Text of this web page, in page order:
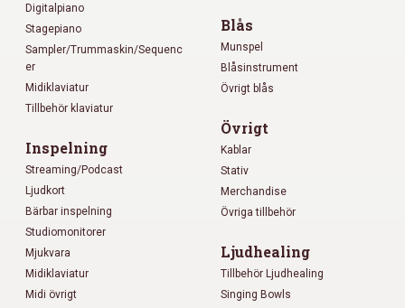
Digitalpiano
Stagepiano
Sampler/Trummaskin/Sequenc
er
Midiklaviatur
Tillbehör klaviatur
Inspelning
Streaming/Podcast
Ljudkort
Bärbar inspelning
Studiomonitorer
Mjukvara
Midiklaviatur
Midi övrigt
Blås
Munspel
Blåsinstrument
Övrigt blås
Övrigt
Kablar
Stativ
Merchandise
Övriga tillbehör
Ljudhealing
Tillbehör Ljudhealing
Singing Bowls